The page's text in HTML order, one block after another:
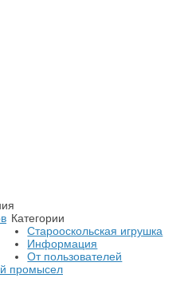
Категории
Старооскольская игрушка
Информация
От пользователей
промысел